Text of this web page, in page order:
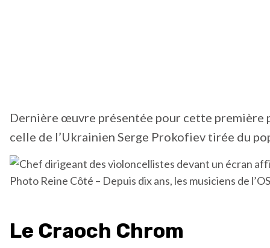
Dernière œuvre présentée pour cette première
celle de l’Ukrainien Serge Prokofiev tirée du
Photo Reine Côté – Depuis dix ans, les musiciens de
Le Craoch Chrom